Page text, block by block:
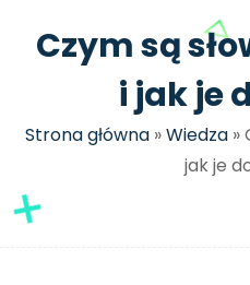
Czym są
i jak je
Strona główna »Wiedza »
jak je